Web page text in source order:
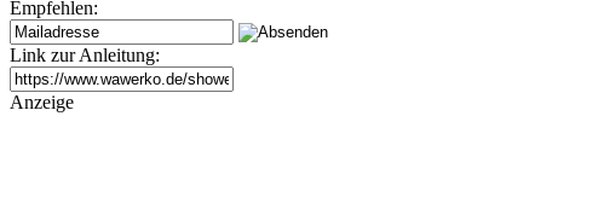
Empfehlen:
Link zur Anleitung:
Anzeige